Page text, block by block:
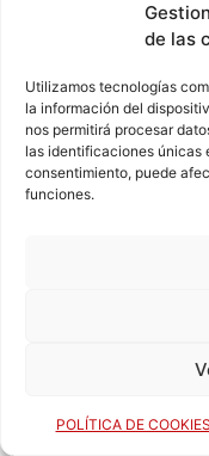
de las
Utilizamos tecnologías
la información del
nos permitirá procesar
las identificaciones únicas
consentimiento, puede
funciones.
POLÍTICA DE COOKIES
TEMPORADA 2014-15
TEMPORADA 2014-15